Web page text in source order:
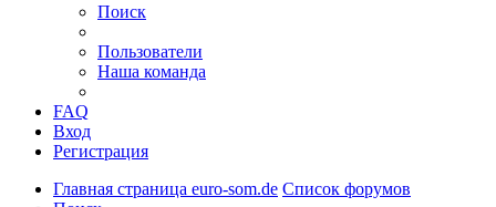
Поиск
Пользователи
Наша команда
FAQ
Вход
Регистрация
Главная страница euro-som.de Список форумов